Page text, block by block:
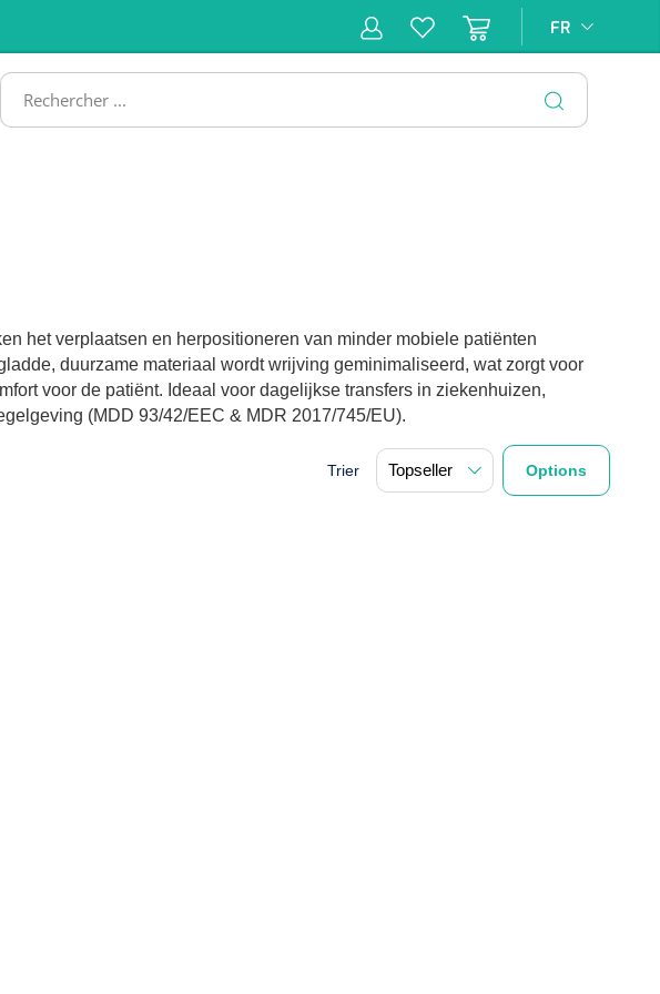
FR
het verplaatsen en herpositioneren van minder mobiele patiënten
duurzame materiaal wordt wrijving geminimaliseerd, wat zorgt voor
voor de patiënt. Ideaal voor dagelijkse transfers in ziekenhuizen,
(MDD 93/42/EEC & MDR 2017/745/EU).
Trier Options